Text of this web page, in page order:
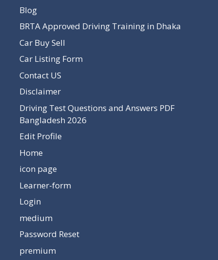
Blog
BRTA Approved Driving Training in Dhaka
Car Buy Sell
Car Listing Form
Contact US
Disclaimer
Driving Test Questions and Answers PDF
Bangladesh 2026
Edit Profile
Home
icon page
Learner-form
Login
medium
Password Reset
premium